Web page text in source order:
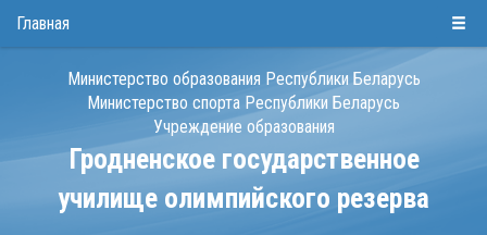
ENG
Министерство образования Республики Беларусь
Министерство спорта Республики Беларусь
Учреждение образования
Гродненское государственное
училище олимпийского резерва
Главная